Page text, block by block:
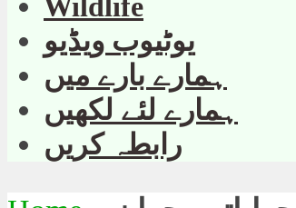
Wildlife
یوٹیوب ویڈیو
ہمارے بارے میں
ہمارے لئے لکھیں
رابطہ کریں